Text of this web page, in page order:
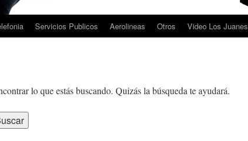
Servicios Publicos Aerolineas Otros Video Los Juanes
lo que estás buscando. Quizás la búsqueda te ayudará.